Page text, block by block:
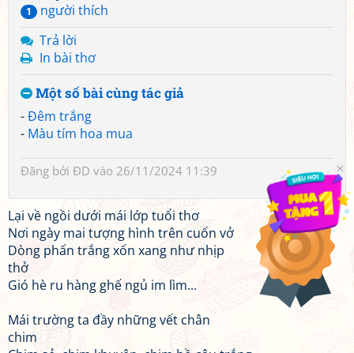
1
người thích
Trả lời
In bài thơ
Một số bài cùng tác giả
-Đêm trắng
- Màu tím hoa mua
Đăng bởi ĐD vào 26/11/2024 11:39
Lại về ngồi dưới mái lớp tuổi thơ
Nơi ngày mai tượng hình trên cuốn vở
Dòng phấn trắng xốn xang như nhịp
thở
Gió hè ru hàng ghế ngủ im lìm...
Mái trường ta đầy những vết chân
chim